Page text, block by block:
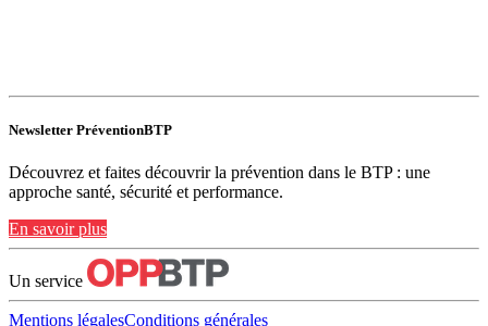
Newsletter PréventionBTP
Découvrez et faites découvrir la prévention dans le BTP : une
approche santé, sécurité et performance.
En savoir plus
Un service
Mentions légalesConditions générales